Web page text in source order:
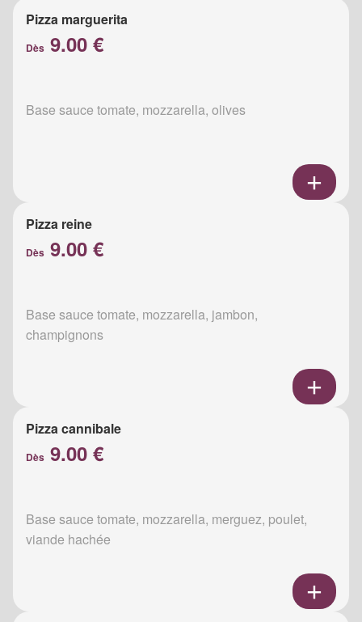
Pizza marguerita
Dès 9.00 €
Base sauce tomate, mozzarella, olives
Pizza reine
Dès 9.00 €
Base sauce tomate, mozzarella, jambon,
champignons
Pizza cannibale
Dès 9.00 €
Base sauce tomate, mozzarella, merguez, poulet,
viande hachée